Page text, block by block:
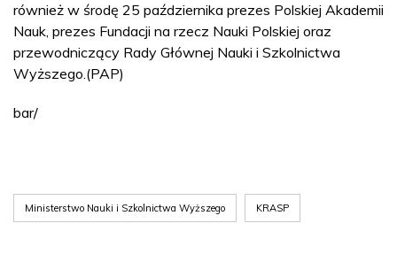
również w środę 25 października prezes Polskiej Akademii
Nauk, prezes Fundacji na rzecz Nauki Polskiej oraz
przewodniczący Rady Głównej Nauki i Szkolnictwa
Wyższego.(PAP)
bar/
Ministerstwo Nauki i Szkolnictwa Wyższego KRASP